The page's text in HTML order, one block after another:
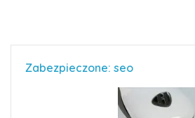
Zabezpieczone: seo